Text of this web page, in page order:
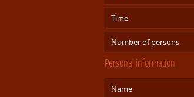
Personal information